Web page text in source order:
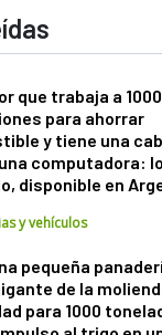
que trabaja a 1000
para ahorrar
y tiene una
computadora:
disponible en
y vehículos
pequeña
de la
para 1000